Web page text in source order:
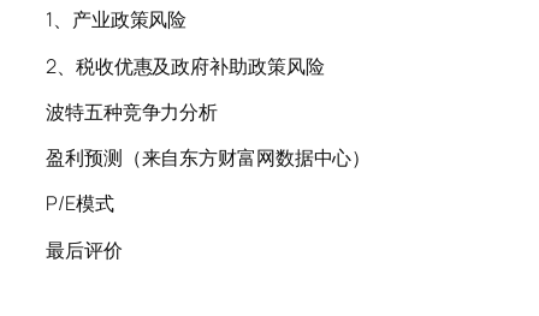
1、产业政策风险
2、税收优惠及政府补助政策风险
波特五种竞争力分析
盈利预测（来自东方财富网数据中心）
P/E模式
最后评价